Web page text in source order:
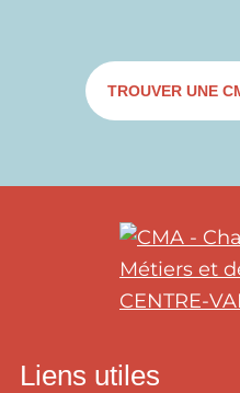
TROUVER UNE
Liens utiles